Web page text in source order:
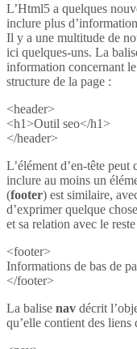
L’Html5 a quelques
inclure plus
Il y a une multitude de
ici quelques-uns. La
information concernant
structure de la page :
<header>
<h1>Outil seo</h1>
</header>
L’élément d’en-tête peut
inclure au moins un
(footer) est similaire,
d’exprimer quelque
et sa relation avec le
<footer>
Informations de bas de
</footer>
La balise nav décrit
qu’elle contient des liens